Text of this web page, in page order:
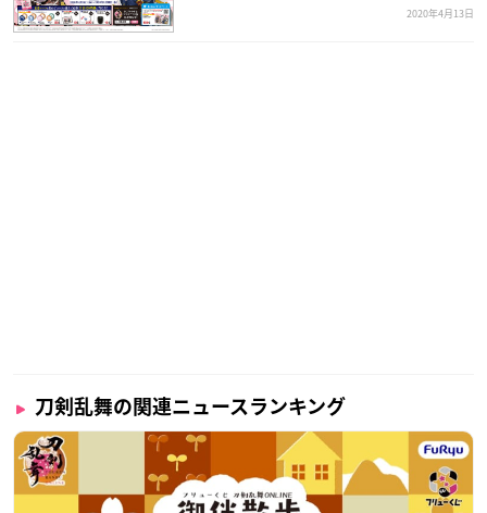
2020年4月13日
刀剣乱舞の関連ニュースランキング